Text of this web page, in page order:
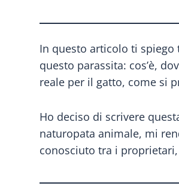
In questo articolo ti
questo parassita: cos’è,
reale per il gatto, come si
Ho deciso di scrivere
naturopata animale, mi
conosciuto tra i